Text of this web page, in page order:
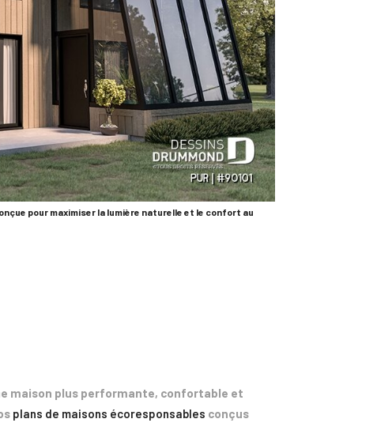
pour maximiser la lumière naturelle et le confort au
maison plus performante, confortable et
plans de maisons écoresponsables conçus